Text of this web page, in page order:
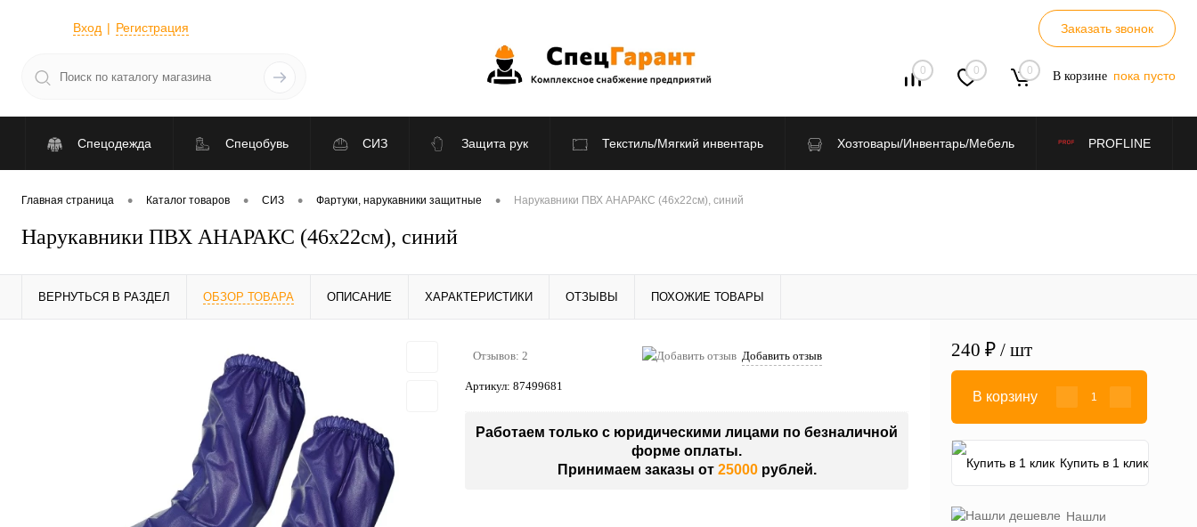
Вход Регистрация Заказать звонок
0 0 0 В корзине пока пусто
Спецодежда Спецобувь СИЗ Защита рук Текстиль/Мягкий инвентарь Хозтовары/Инвентарь/Мебель PROFLINE
По отраслям Распродажа
Главная страница • Каталог товаров • СИЗ • Фартуки, нарукавники защитные • Нарукавники ПВХ АНАРАКС (46х22см), синий
Нарукавники ПВХ АНАРАКС (46х22см), синий
ВЕРНУТЬСЯ В РАЗДЕЛ ОБЗОР ТОВАРА ОПИСАНИЕ ХАРАКТЕРИСТИКИ ОТЗЫВЫ ПОХОЖИЕ ТОВАРЫ
Отзывов: 2 Добавить отзыв
Артикул: 87499681
Работаем только с юридическими лицами по безналичной
форме оплаты.
Принимаем заказы от 25000рублей.
240 ₽ / шт
В корзину
Купить в 1 клик
Нашли